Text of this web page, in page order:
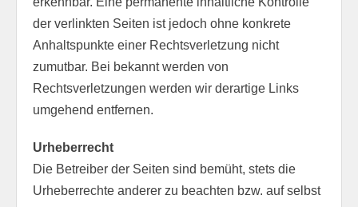
der verlinkten Seiten ist jedoch ohne konkrete
Anhaltspunkte einer Rechtsverletzung nicht
zumutbar. Bei bekannt werden von
Rechtsverletzungen werden wir derartige Links
umgehend entfernen.
Urheberrecht
Die Betreiber der Seiten sind bemüht, stets die
Urheberrechte anderer zu beachten bzw. auf selbst